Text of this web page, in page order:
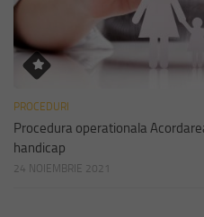
PROCEDURI
Procedura operationala
handicap
24 NOIEMBRIE 2021